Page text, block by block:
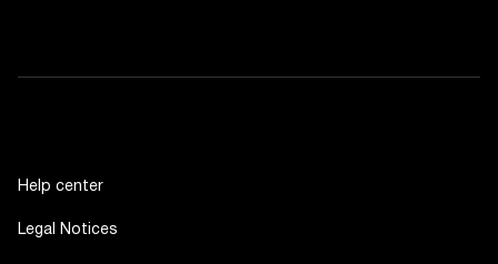
Help center
Legal Notices